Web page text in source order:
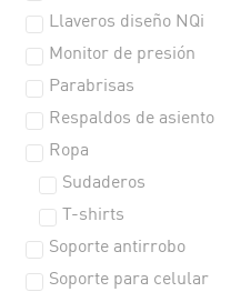
Llaveros diseño NQi
Monitor de presión
Parabrisas
Respaldos de asiento
Ropa
Sudaderos
T-shirts
Soporte antirrobo
Soporte para celular